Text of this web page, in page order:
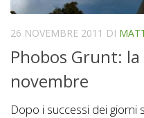
26 NOVEMBRE 2011 DI
Phobos Grunt:
novembre
Dopo i successi dei giorni